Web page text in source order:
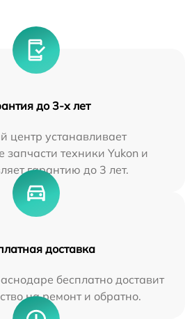
до 3-х лет
центр устанавливает
запчасти техники Yukon и
гарантию до 3 лет.
доставка
бесплатно доставит
на ремонт и обратно.